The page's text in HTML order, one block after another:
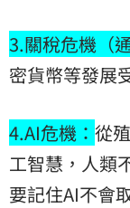
3.關稅危機（
密貨幣等發展
4.AI危機： 從
工智慧，人類
要記住AI不會